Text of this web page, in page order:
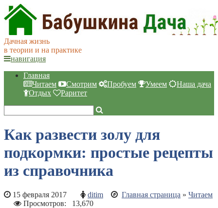
Дачная жизнь
в теории и на практике
навигация
Главная
Читаем
Смотрим Пробуем Умеем
Наша дача
Отдых
Раритет
Как развести золу для
подкормки: простые рецепты
из справочника
15 февраля 2017 ditim Главная страница » Читаем
Просмотров: 13,670